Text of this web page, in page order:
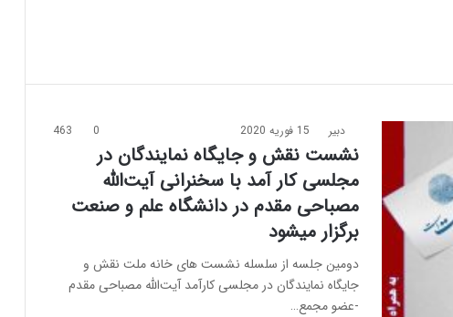
دبیر 15 فوریه 2020 0
463
نشست نقش و جایگاه نمایندگان در
مجلسی کار آمد با سخنرانی آیت‌الله
مصباحی مقدم در دانشگاه علم و صنعت
برگزار میشود
دومین جلسه از سلسله نشست های خانه ملت نقش و
جایگاه نمایندگان در مجلسی کارآمد آیت‌الله مصباحی مقدم
-عضو مجمع…